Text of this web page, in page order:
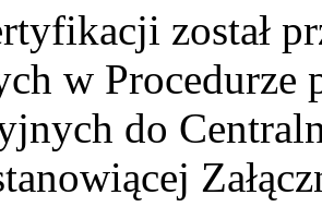
został
w Procedurze
do